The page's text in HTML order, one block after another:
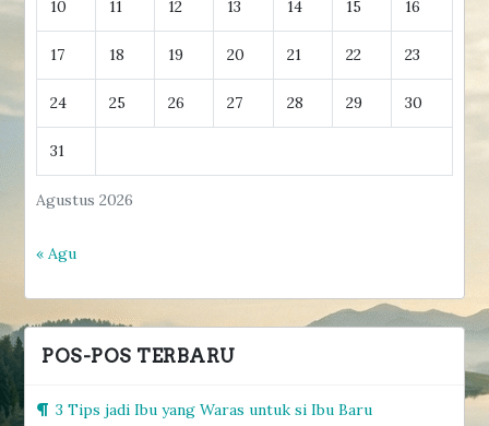
Agustus 2026
10 11 12 13 14 15 16
17 18 19 20 21 22 23
24 25 26 27 28 29 30
31
« Agu
POS-POS TERBARU
3 Tips jadi Ibu yang Waras untuk si Ibu Baru